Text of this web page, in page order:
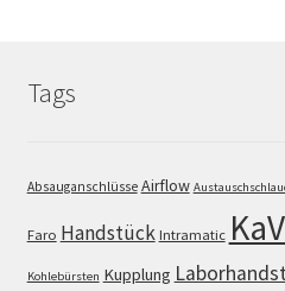
Tags
Absauganschlüsse Airflow
Faro Handstück Intramatic
Kohlebürsten Kupplung